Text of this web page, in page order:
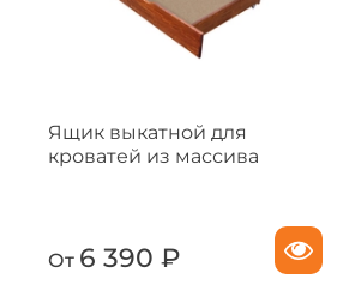
Ящик выкатной для
кроватей из массива
От 6 390 ₽